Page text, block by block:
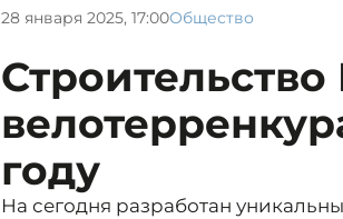
28 января 2025, 17:00Общество
году
На сегодня разработан